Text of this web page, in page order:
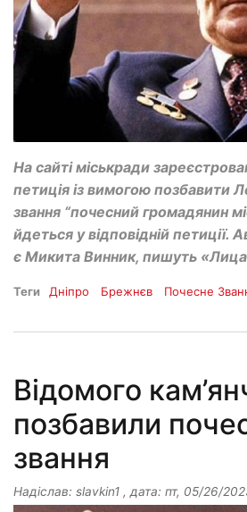
На сайті міськради
петиція із вимогою позбавити
звання “почесний громадянин
йдеться у відповідній петиції.
є Микита Винник, пишуть
Теги Дніпро Брежнєв Почесне
Відомого
позбавили
звання
Надіслав: slavkin1 , дата: пт, 05/26/